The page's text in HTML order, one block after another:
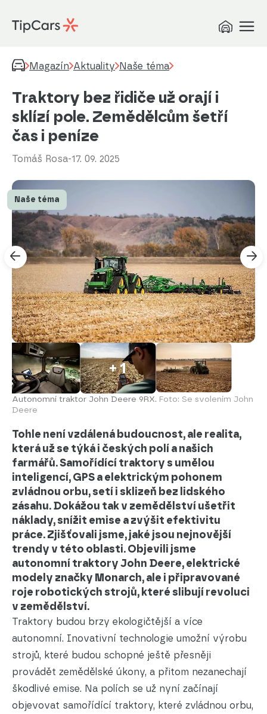
Magazín Aktuality Naše téma
Traktory bez řidiče už orají i
sklízí pole. Zemědělcům šetří
čas i peníze
Tomáš Rosa-17. 09. 2025
+ 1
Autonomní traktor John Deere 9RX. Foto: Se svolením John
Deere
Naše téma
Tohle není vzdálená budoucnost, ale realita,
která už se týká i českých polí a našich
farmářů. Samořídící traktory s umělou
inteligencí, GPS a elektrickým pohonem
zvládnou orbu, setí i sklizeň bez lidského
zásahu. Dokážou tak v zemědělství ušetřit
náklady, snížit emise a zvýšit efektivitu
práce. Zjišťovali jsme, jaké jsou nejnovější
trendy v této oblasti. Objevili jsme
autonomní traktory John Deere, elektrické
modely značky Monarch, ale i připravované
roje robotických strojů, které slibují revoluci
v zemědělství.
Traktory budou brzy ekologičtější a více
autonomní. Inovativní technologie umožní výrobu
strojů, které budou schopné ještě přesněji
provádět zemědělské úkony, a přitom nezanechají
škodlivé emise. Na polích se už nyní začínají
objevovat samořídící traktory, které zvládnou orbu,